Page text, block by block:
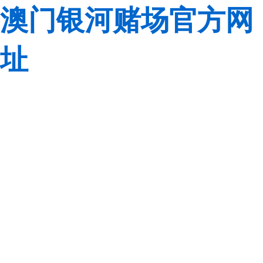
澳门银河赌场官方网
址